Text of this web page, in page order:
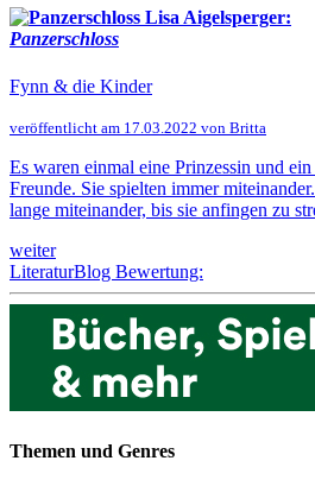
Lisa Aigelsperger:
Panzerschloss
Fynn & die Kinder
veröffentlicht am 17.03.2022 von Britta
Es waren einmal eine Prinzessin und
Freunde. Sie spielten immer
lange miteinander, bis sie anfingen zu
weiter
LiteraturBlog Bewertung:
Themen und Genres